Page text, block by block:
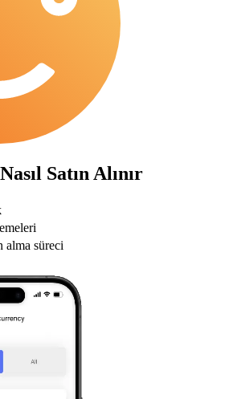
Nasıl Satın Alınır
alma süreci